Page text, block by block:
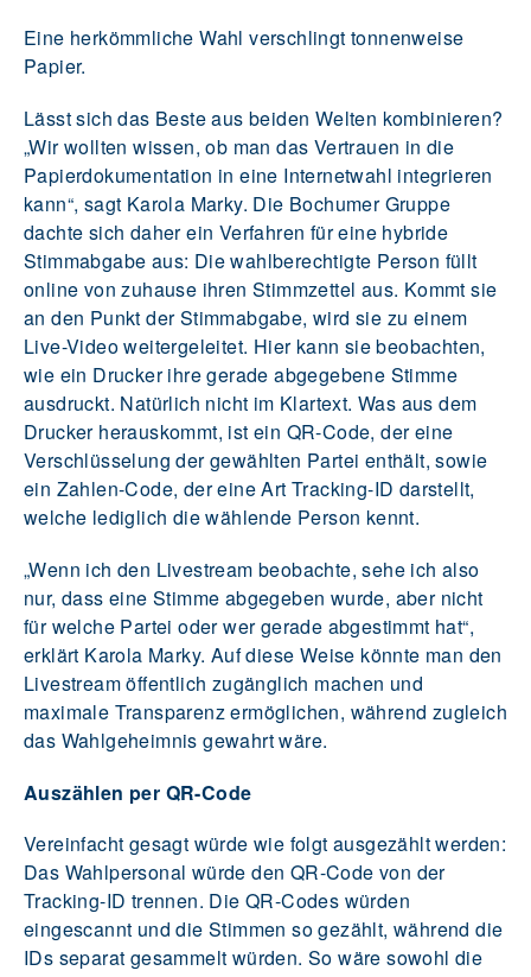
Eine herkömmliche Wahl verschlingt tonnenweise
Papier.
Lässt sich das Beste aus beiden Welten kombinieren?
„Wir wollten wissen, ob man das Vertrauen in die
Papierdokumentation in eine Internetwahl integrieren
kann“, sagt Karola Marky. Die Bochumer Gruppe
dachte sich daher ein Verfahren für eine hybride
Stimmabgabe aus: Die wahlberechtigte Person füllt
online von zuhause ihren Stimmzettel aus. Kommt sie
an den Punkt der Stimmabgabe, wird sie zu einem
Live-Video weitergeleitet. Hier kann sie beobachten,
wie ein Drucker ihre gerade abgegebene Stimme
ausdruckt. Natürlich nicht im Klartext. Was aus dem
Drucker herauskommt, ist ein QR-Code, der eine
Verschlüsselung der gewählten Partei enthält, sowie
ein Zahlen-Code, der eine Art Tracking-ID darstellt,
welche lediglich die wählende Person kennt.
„Wenn ich den Livestream beobachte, sehe ich also
nur, dass eine Stimme abgegeben wurde, aber nicht
für welche Partei oder wer gerade abgestimmt hat“,
erklärt Karola Marky. Auf diese Weise könnte man den
Livestream öffentlich zugänglich machen und
maximale Transparenz ermöglichen, während zugleich
das Wahlgeheimnis gewahrt wäre.
Auszählen per QR-Code
Vereinfacht gesagt würde wie folgt ausgezählt werden:
Das Wahlpersonal würde den QR-Code von der
Tracking-ID trennen. Die QR-Codes würden
eingescannt und die Stimmen so gezählt, während die
IDs separat gesammelt würden. So wäre sowohl die